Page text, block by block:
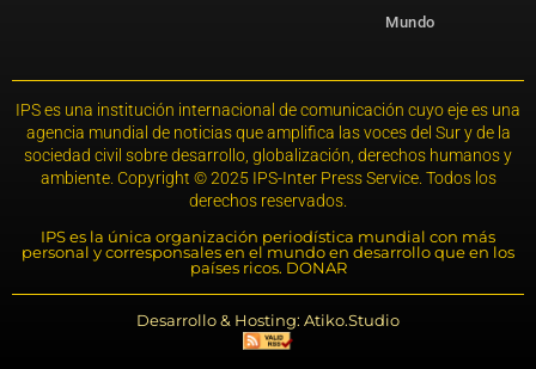
Mundo
IPS es una institución internacional de comunicación cuyo eje es una
agencia mundial de noticias que amplifica las voces del Sur y de la
sociedad civil sobre desarrollo, globalización, derechos humanos y
ambiente. Copyright © 2025 IPS-Inter Press Service. Todos los
derechos reservados.
IPS es la única organización periodística mundial con más
personal y corresponsales en el mundo en desarrollo que en los
países ricos. DONAR
Desarrollo & Hosting: Atiko.Studio